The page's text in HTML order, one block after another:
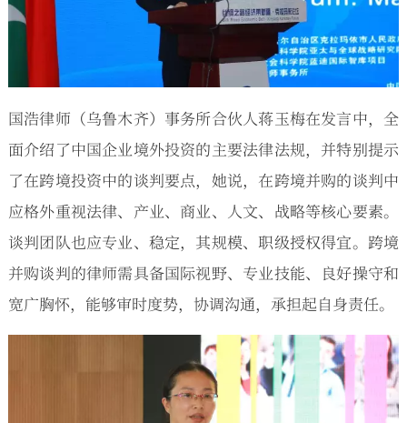
国浩律师（乌鲁木齐）事务所合伙人蒋玉梅在发言中，全
面介绍了中国企业境外投资的主要法律法规，并特别提示
了在跨境投资中的谈判要点，她说，在跨境并购的谈判中
应格外重视法律、产业、商业、人文、战略等核心要素。
谈判团队也应专业、稳定，其规模、职级授权得宜。跨境
并购谈判的律师需具备国际视野、专业技能、良好操守和
宽广胸怀，能够审时度势，协调沟通，承担起自身责任。